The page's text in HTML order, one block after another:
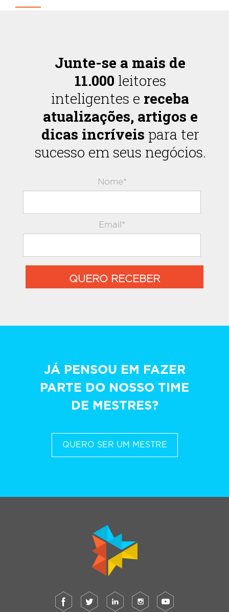
Junte-se a mais de
11.000 leitores
inteligentes e receba
atualizações, artigos e
dicas incríveis para ter
sucesso em seus negócios.
Nome*
Email*
QUERO RECEBER
JÁ PENSOU EM FAZER
PARTE DO NOSSO TIME
DE MESTRES?
QUERO SER UM MESTRE